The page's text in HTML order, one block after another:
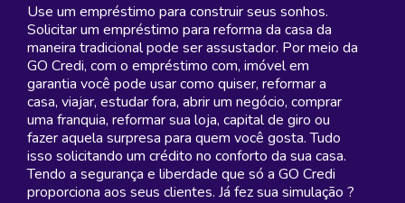
Use um empréstimo para construir seus sonhos.
Solicitar um empréstimo para reforma da casa da
maneira tradicional pode ser assustador. Por meio da
GO Credi, com o empréstimo com, imóvel em
garantia você pode usar como quiser, reformar a
casa, viajar, estudar fora, abrir um negócio, comprar
uma franquia, reformar sua loja, capital de giro ou
fazer aquela surpresa para quem você gosta. Tudo
isso solicitando um crédito no conforto da sua casa.
Tendo a segurança e liberdade que só a GO Credi
proporciona aos seus clientes. Já fez sua simulação ?